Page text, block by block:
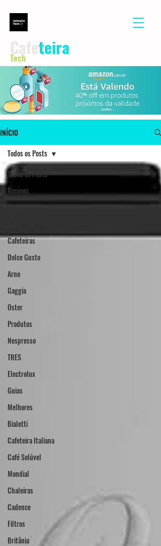
teira
Tech
INÍCIO
Todos os Posts
Reviews
Dicas
Cafeteiras
Dolce Gusto
Arno
Gaggia
Oster
Produtos
Nespresso
TRES
Electrolux
Guias
Melhores
Bialetti
Cafeteira Italiana
Café Solúvel
Mondial
Chaleiras
Cadence
Filtros
Britânia
Todos os Posts